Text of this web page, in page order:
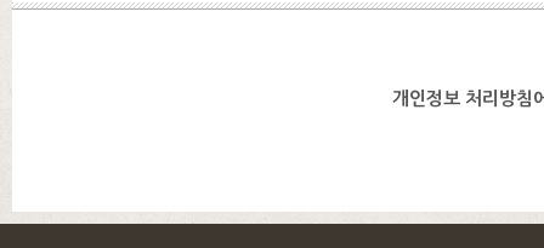
개인정보 처리방침